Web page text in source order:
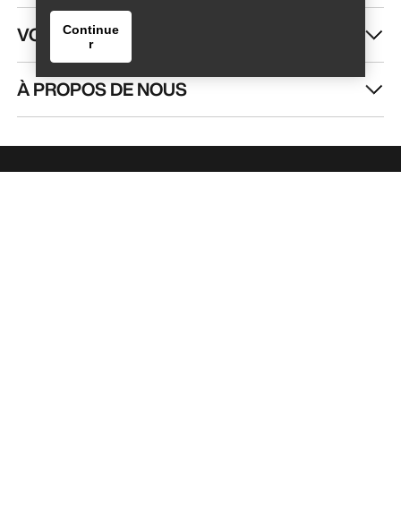
Trouver un magasin Help
VOIR PLUS
À PROPOS DE NOUS
Continue
r